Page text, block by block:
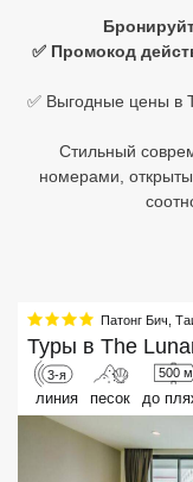
✅ Промокод
✅ Выгодные цены в
Стильный
номерами,
Патонг Бич
Туры в The
3-я
линия песок
500 м
до
Египет
Куба
Бали
Северный Гоа
Южный Гоа
Занзибар